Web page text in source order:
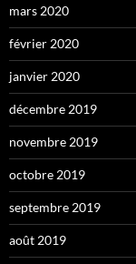
mars 2020
février 2020
janvier 2020
décembre 2019
novembre 2019
octobre 2019
septembre 2019
août 2019